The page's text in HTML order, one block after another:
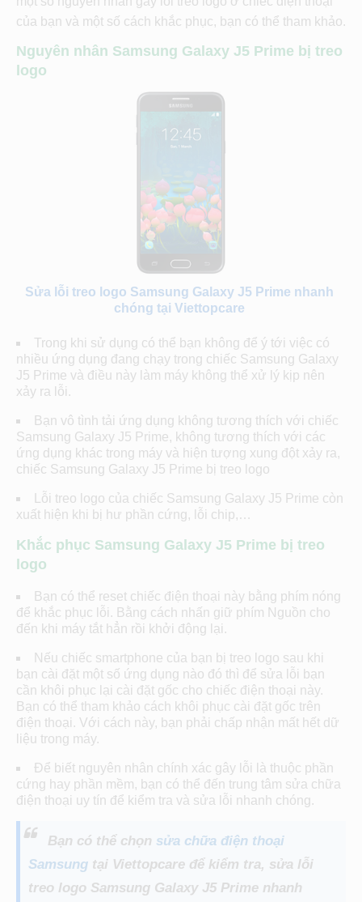
của bạn và một số cách khắc phục, bạn có thể tham khảo.
Nguyên nhân Samsung Galaxy J5 Prime bị treo
logo
Sửa lỗi treo logo Samsung Galaxy J5 Prime nhanh
chóng tại Viettopcare
Trong khi sử dụng có thể bạn không để ý tới việc có
nhiều ứng dụng đang chạy trong chiếc Samsung Galaxy
J5 Prime và điều này làm máy không thể xử lý kịp nên
xảy ra lỗi.
Bạn vô tình tải ứng dụng không tương thích với chiếc
Samsung Galaxy J5 Prime, không tương thích với các
ứng dụng khác trong máy và hiện tượng xung đột xảy ra,
chiếc Samsung Galaxy J5 Prime bị treo logo
Lỗi treo logo của chiếc Samsung Galaxy J5 Prime còn
xuất hiện khi bị hư phần cứng, lỗi chip,…
Khắc phục Samsung Galaxy J5 Prime bị treo
logo
Bạn có thể reset chiếc điện thoại này bằng phím nóng
để khắc phục lỗi. Bằng cách nhấn giữ phím Nguồn cho
đến khi máy tắt hẳn rồi khởi động lại.
Nếu chiếc smartphone của bạn bị treo logo sau khi
bạn cài đặt một số ứng dụng nào đó thì để sửa lỗi bạn
cần khôi phục lại cài đặt gốc cho chiếc điện thoại này.
Bạn có thể tham khảo cách khôi phục cài đặt gốc trên
điện thoại. Với cách này, bạn phải chấp nhận mất hết dữ
liệu trong máy.
Để biết nguyên nhân chính xác gây lỗi là thuộc phần
cứng hay phần mềm, bạn có thể đến trung tâm sửa chữa
điện thoại uy tín để kiểm tra và sửa lỗi nhanh chóng.
Bạn có thể chọn sửa chữa điện thoại
Samsung tại Viettopcare để kiểm tra, sửa lỗi
treo logo Samsung Galaxy J5 Prime nhanh